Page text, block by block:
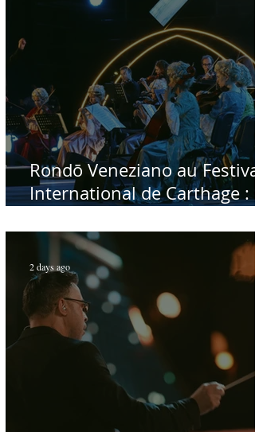
Rondō Veneziano au Festival
International de Carthage :
public tunisien
2 days ago